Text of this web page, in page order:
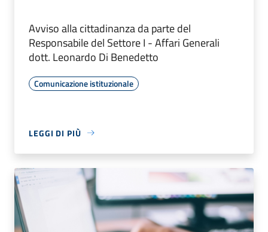
Avviso alla cittadinanza da parte del
Responsabile del Settore I - Affari Generali
dott. Leonardo Di Benedetto
Comunicazione istituzionale
LEGGI DI PIÙ